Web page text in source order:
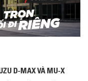
D-MAX VÀ MU-X